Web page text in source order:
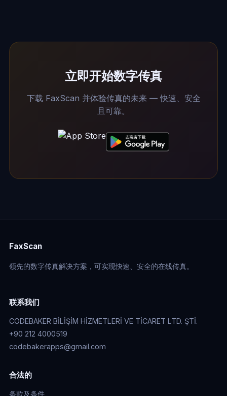
立即开始数字传真
下载 FaxScan 并体验传真的未来 — 快速、安全
且可靠。
FaxScan
领先的数字传真解决方案，可实现快速、安全的在线传真。
联系我们
CODEBAKER BİLİŞİM HİZMETLERİ VE TİCARET LTD. ŞTİ.
+90 212 4000519
codebakerapps@gmail.com
合法的
条款及条件